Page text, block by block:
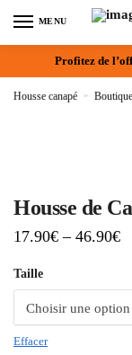
MENU
Profitez de
Housse canapé » Boutique
Housse de
17.90€ – 46.90€
Taille
Effacer